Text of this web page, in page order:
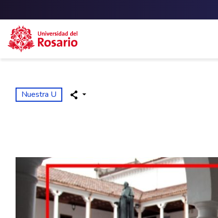
Skip to main content
Nuestra U